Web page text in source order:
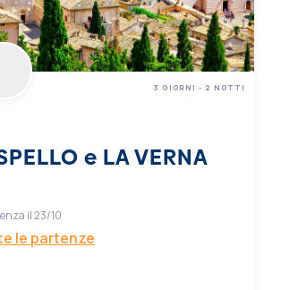
e LA VERNA
3 GIORNI - 2 NOTTI
il 23/10
le partenze